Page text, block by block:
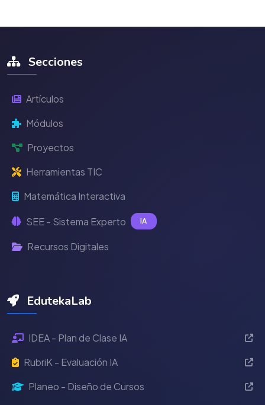
Secciones
Artículos
Módulos
Proyectos
Herramientas TIC
Matemática Interactiva
SEE - Sistema Experto IA
Recursos Digitales
EdutekaLab
IDEA - Plan de Clase IA
RubriK - Evaluación IA
Planeo - Diseño de Cursos